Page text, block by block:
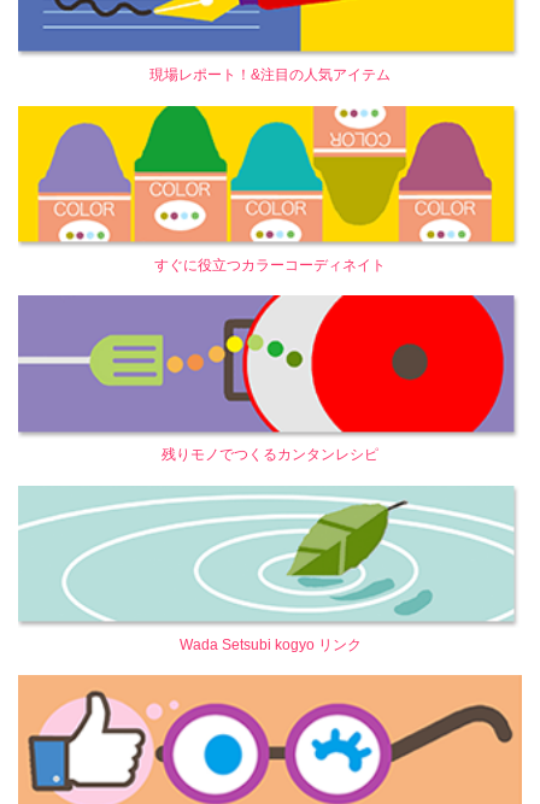
現場レポート！&注目の人気アイテム
すぐに役立つカラーコーディネイト
残りモノでつくるカンタンレシピ
Wada Setsubi kogyo リンク